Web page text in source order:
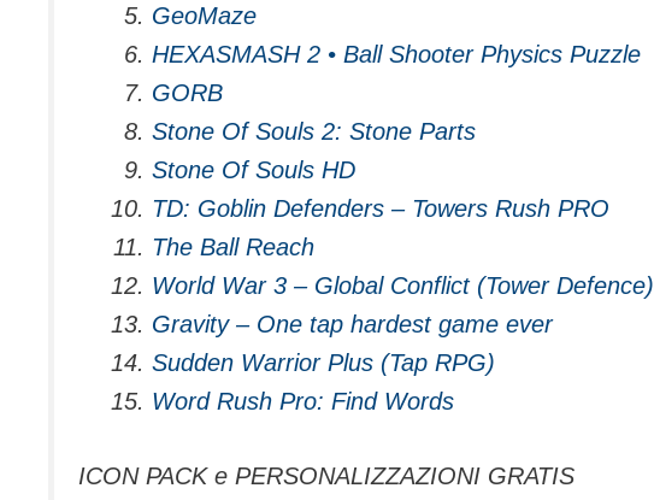
GeoMaze
HEXASMASH 2 • Ball Shooter Physics Puzzle
GORB
Stone Of Souls 2: Stone Parts
Stone Of Souls HD
TD: Goblin Defenders – Towers Rush PRO
The Ball Reach
World War 3 – Global Conflict (Tower Defence)
Gravity – One tap hardest game ever
Sudden Warrior Plus (Tap RPG)
Word Rush Pro: Find Words
ICON PACK e PERSONALIZZAZIONI GRATIS